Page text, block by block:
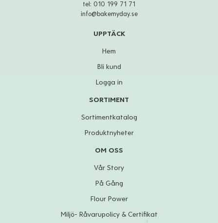
tel: 010 199 71 71
info@bakemyday.se
UPPTÄCK
Hem
Bli kund
Logga in
SORTIMENT
Sortimentkatalog
Produktnyheter
OM OSS
Vår Story
På Gång
Flour Power
Miljö- Råvarupolicy & Certifikat